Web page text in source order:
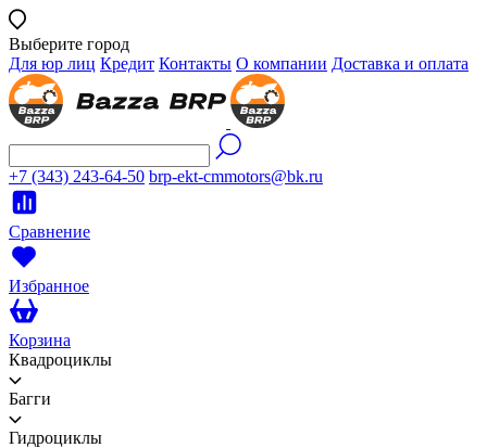
Выберите город
Для юр лиц Кредит Контакты О компании Доставка и оплата
+7 (343) 243-64-50 brp-ekt-cmmotors@bk.ru
Сравнение
Избранное
Корзина
Квадроциклы
Багги
Гидроциклы